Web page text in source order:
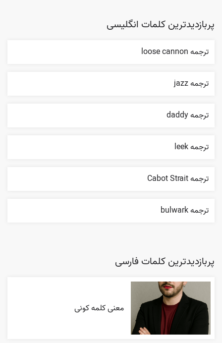
پربازدیدترین کلمات انگلیسی
ترجمه loose cannon
ترجمه jazz
ترجمه daddy
ترجمه leek
ترجمه Cabot Strait
ترجمه bulwark
پربازدیدترین کلمات فارسی
معنی کلمه کونی